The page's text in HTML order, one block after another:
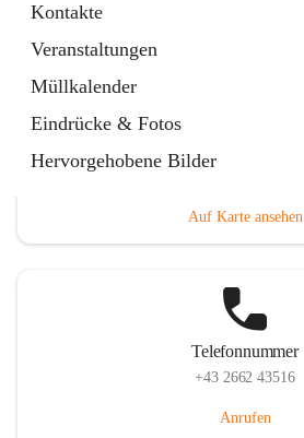
Kontakte
Veranstaltungen
Müllkalender
Eindrücke & Fotos
Hervorgehobene BilderHauptadresse
Auf Karte ansehen
Telefonnummer
+43 2662 43516
Anrufen